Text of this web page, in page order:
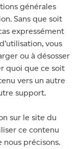
générales
Sans que soit
expressément
vous
ou à désosser
quoi que ce soit
vers un autre
support.
sur le site du
ce contenu
précisons.